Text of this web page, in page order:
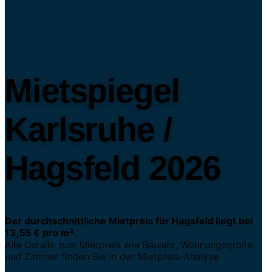
Mietspiegel
Karlsruhe /
Hagsfeld 2026
Der durchschnittliche Mietpreis für Hagsfeld liegt bei
13,55 € pro m².
Alle Details zum Mietpreis wie Baujahr, Wohnungsgröße
und Zimmer finden Sie in der Mietpreis-Analyse.